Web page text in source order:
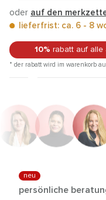
oder auf den
lieferfrist: ca. 6 - 8
10% rabatt auf alle
* der rabatt wird im warenkorb
neu
persönliche